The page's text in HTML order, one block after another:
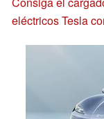
eléctricos Tesla